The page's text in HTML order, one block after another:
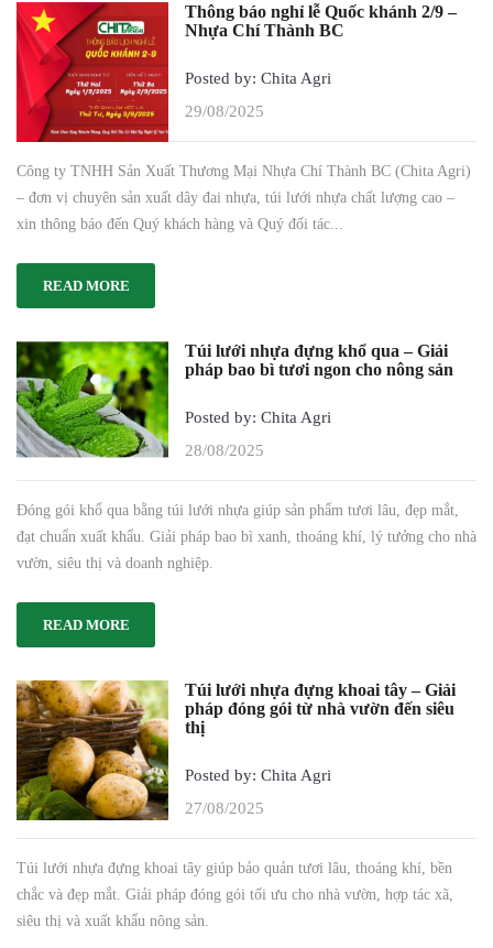
Thông báo nghỉ lễ Quốc khánh 2/9 –
Nhựa Chí Thành BC
Posted by: Chita Agri
29/08/2025
Công ty TNHH Sản Xuất Thương Mại Nhựa Chí Thành BC (Chita Agri)
– đơn vị chuyên sản xuất dây đai nhựa, túi lưới nhựa chất lượng cao –
xin thông báo đến Quý khách hàng và Quý đối tác...
READ MORE
Túi lưới nhựa đựng khổ qua – Giải
pháp bao bì tươi ngon cho nông sản
Posted by: Chita Agri
28/08/2025
Đóng gói khổ qua bằng túi lưới nhựa giúp sản phẩm tươi lâu, đẹp mắt,
đạt chuẩn xuất khẩu. Giải pháp bao bì xanh, thoáng khí, lý tưởng cho nhà
vườn, siêu thị và doanh nghiệp.
READ MORE
Túi lưới nhựa đựng khoai tây – Giải
pháp đóng gói từ nhà vườn đến siêu
thị
Posted by: Chita Agri
27/08/2025
Túi lưới nhựa đựng khoai tây giúp bảo quản tươi lâu, thoáng khí, bền
chắc và đẹp mắt. Giải pháp đóng gói tối ưu cho nhà vườn, hợp tác xã,
siêu thị và xuất khẩu nông sản.